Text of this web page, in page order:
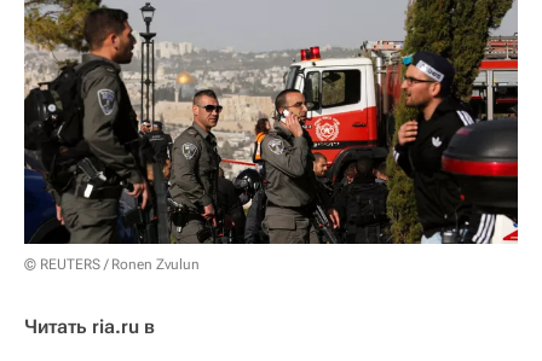
© REUTERS / Ronen Zvulun
Читать ria.ru в